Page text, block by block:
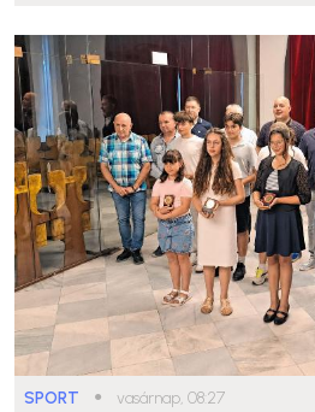
SPORT ● vasárnap, 08:27